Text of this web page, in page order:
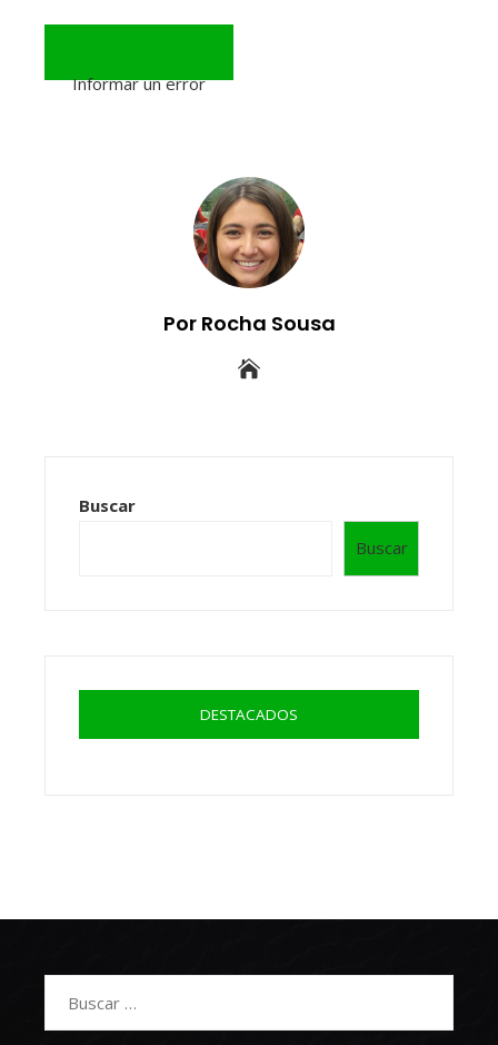
Informar un error
Por Rocha Sousa
Buscar
Buscar
DESTACADOS